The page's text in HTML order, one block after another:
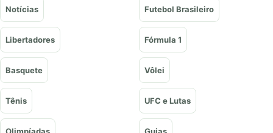
Notícias Futebol Brasileiro
Libertadores Fórmula 1
Basquete Vôlei
Tênis UFC e Lutas
Olimpíadas Guias